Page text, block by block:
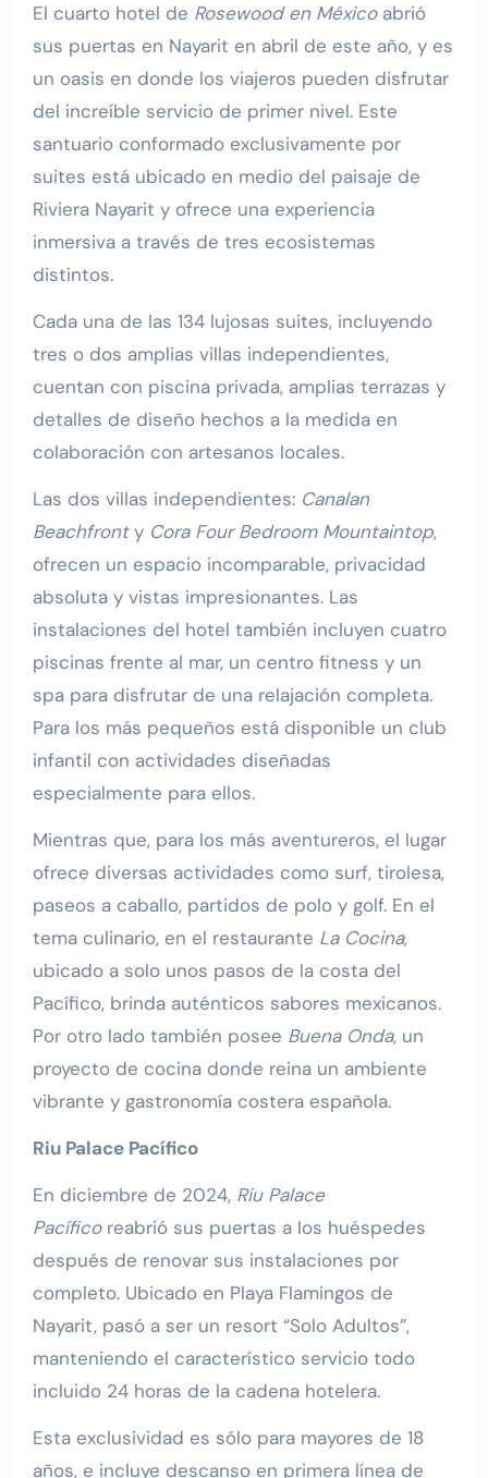
El cuarto hotel de Rosewood en Méxicoabrió
sus puertas en Nayarit en abril de este año, y es
un oasis en donde los viajeros pueden disfrutar
del increíble servicio de primer nivel. Este
santuario conformado exclusivamente por
suites está ubicado en medio del paisaje de
Riviera Nayarit y ofrece una experiencia
inmersiva a través de tres ecosistemas
distintos.
Cada una de las 134 lujosas suites, incluyendo
tres o dos amplias villas independientes,
cuentan con piscina privada, amplias terrazas y
detalles de diseño hechos a la medida en
colaboración con artesanos locales.
Las dos villas independientes: Canalan
Beachfronty Cora Four Bedroom Mountaintop,
ofrecen un espacio incomparable, privacidad
absoluta y vistas impresionantes. Las
instalaciones del hotel también incluyen cuatro
piscinas frente al mar, un centro fitness y un
spa para disfrutar de una relajación completa.
Para los más pequeños está disponible un club
infantil con actividades diseñadas
especialmente para ellos.
Mientras que, para los más aventureros, el lugar
ofrece diversas actividades como surf, tirolesa,
paseos a caballo, partidos de polo y golf. En el
tema culinario, en el restaurante La Cocina,
ubicado a solo unos pasos de la costa del
Pacífico, brinda auténticos sabores mexicanos.
Por otro lado también posee Buena Onda, un
proyecto de cocina donde reina un ambiente
vibrante y gastronomía costera española.
Riu Palace Pacífico
En diciembre de 2024, Riu Palace
Pacíficoreabrió sus puertas a los huéspedes
después de renovar sus instalaciones por
completo. Ubicado en Playa Flamingos de
Nayarit, pasó a ser un resort “Solo Adultos”,
manteniendo el característico servicio todo
incluido 24 horas de la cadena hotelera.
Esta exclusividad es sólo para mayores de 18
años, e incluye descanso en primera línea de